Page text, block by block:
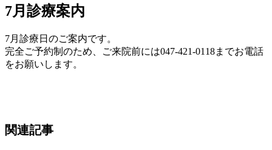
7月診療案内
7月診療日のご案内です。
完全ご予約制のため、ご来院前には047-421-0118までお電話
をお願いします。
関連記事